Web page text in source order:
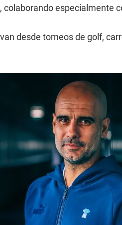
colaborando especialmente
desde torneos de golf,